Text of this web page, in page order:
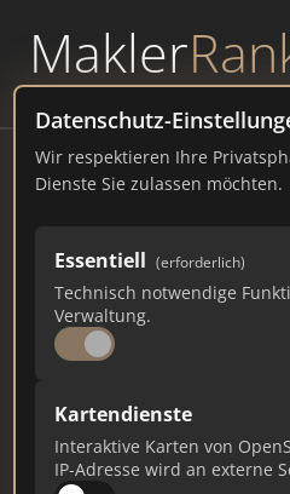
Makler
powered byWAVEPOINT
Datenschutz-
Wir respektieren Ihre
Dienste Sie zulassen möchten.
Essentiell (erforderlich)
Technisch notwendige
Verwaltung.
Kartendienste
Interaktive Karten von
IP-Adresse wird an externe
128
Ist das Ihr